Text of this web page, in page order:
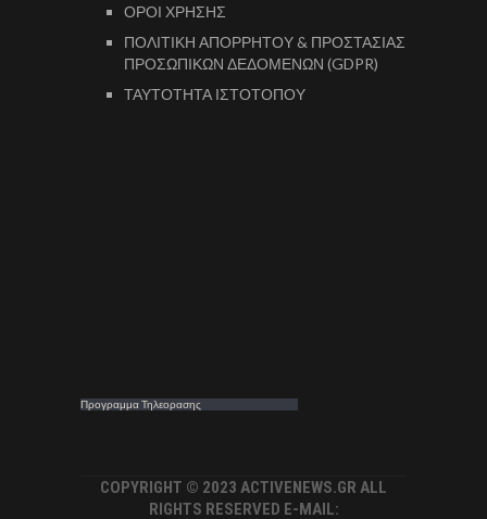
ΟΡΟΙ ΧΡΗΣΗΣ
ΠΟΛΙΤΙΚΗ ΑΠΟΡΡΗΤΟΥ & ΠΡΟΣΤΑΣΙΑΣ
ΠΡΟΣΩΠΙΚΩΝ ΔΕΔΟΜΕΝΩΝ (GDPR)
ΤΑΥΤΟΤΗΤΑ ΙΣΤΟΤΟΠΟΥ
Προγραμμα Τηλεορασης
COPYRIGHT © 2023 ACTIVENEWS.GR ALL
RIGHTS RESERVED E-MAIL: